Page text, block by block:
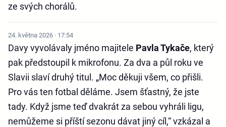
ze svých chorálů.
24. května 2026 · 17:54
Davy vyvolávaly jméno majitele Pavla Tykače, který
pak předstoupil k mikrofonu. Za dva a půl roku ve
Slavii slaví druhý titul. „Moc děkuji všem, co přišli.
Pro vás ten fotbal děláme. Jsem šťastný, že jste
tady. Když jsme teď dvakrát za sebou vyhráli ligu,
nemůžeme si příští sezonu dávat jiný cíl,“ vzkázal a